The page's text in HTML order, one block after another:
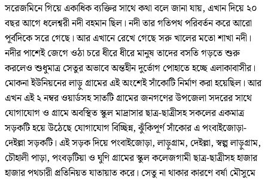
সরেজমিনে গিয়ে একাধিক ব্যক্তির সাথে কথা বলে জানা যায়, এখান দিয়ে ২০
বছর আগে ধলেশ্বরী নদী বহমান ছিল। নদী তার গতিপথ পরিবর্তন করে আরো
পূর্বদিকে সরে গেছে। আর এখানে রেখে গেছে সরু খালের মতো শাখা নদী।
নদীর পাশেই জেগে ওঠা চরে ধীরে ধীরে মানুষ তাদের বসতি গড়তে শুরু
করলেও শুধুমাত্র সেতুর অভাবে অন্তহীন দুর্ভোগ পোহাতে হচ্ছে এলাকাবাসীর।
মোকনা ইউনিয়নের লাড়ু গ্রামের এই অংশেই সাঁকোটি নির্মাণ করা হয়েছিল। আর
এখন এই ২ নম্বর ওয়ার্ডসহ সাতটি গ্রামের জনগণের উপজেলা সদরের সাথে
যোগাযোগ ও গ্রামে অবস্থিত স্কুল মাদ্রাসার ছাত্র-ছাত্রীসহ সকলের একমাত্র
সড়কটি হয়ে উঠেছে যোগাযোগ বিচ্ছিন্ন, ঝুঁকিপূর্ণ সাঁকোর এ পংবাইজোড়া-
দেইল্লা সড়কটি। এই সড়ক দিয়ে পংবাইজোড়া, লাড়ুগ্রাম, দেইল্লা, স্বল্প লাড়ুগ্রাম,
চৌহালী পাড়া, পংবড়টিয়া ও ঘুণি গ্রামের স্কুল কলেজগামী ছাত্র-ছাত্রীসহ হাজার
হাজার পথচারী প্রতিনিয়ত যাতায়াত করে। সেতু না থাকার কারণে বর্ষা মৌসুমে